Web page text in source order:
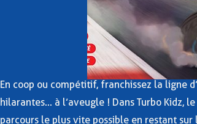
En coop ou compétitif, franchissez la ligne
hilarantes... à l’aveugle ! Dans Turbo Kidz,
parcours le plus vite possible en restant